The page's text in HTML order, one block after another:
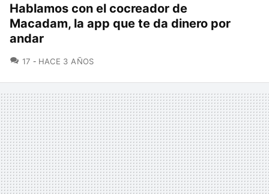
Hablamos con el cocreador de
Macadam, la app que te da dinero por
andar
17 COMENTARIOS
HACE 3 AÑOS